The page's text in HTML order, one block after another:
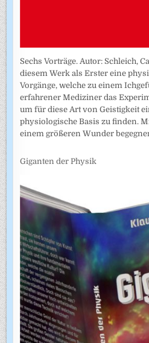
Sechs Vorträge. Autor: Schleich,
diesem Werk als Erster eine
Vorgänge, welche zu einem
erfahrener Mediziner das
um für diese Art von Geistigkeit
physiologische Basis zu finden.
einem größeren Wunder
Giganten der Physik